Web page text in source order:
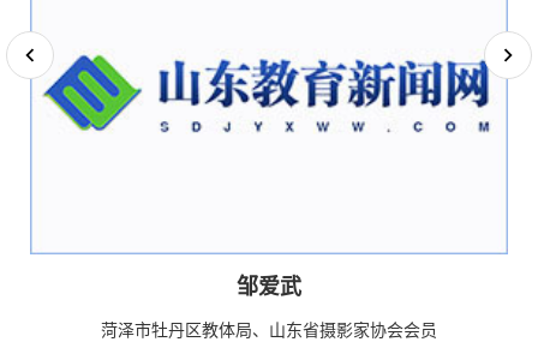
邹爱武
菏泽市牡丹区教体局、山东省摄影家协会会员